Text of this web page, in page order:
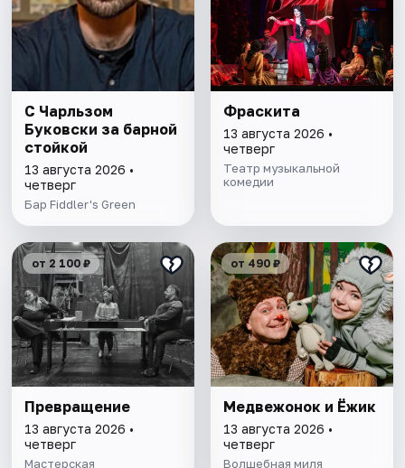
С Чарльзом
Буковски за барной
стойкой
13 августа 2026 •
четверг
Бар Fiddler's Green
Фраскита
13 августа 2026 •
четверг
Театр музыкальной
комедии
от 2 100 ₽
Превращение
13 августа 2026 •
четверг
Мастерская
от 490 ₽
Медвежонок и Ёжик
13 августа 2026 •
четверг
Волшебная миля